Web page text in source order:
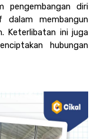
pengembangan diri
membangun
Keterlibatan ini juga
hubungan